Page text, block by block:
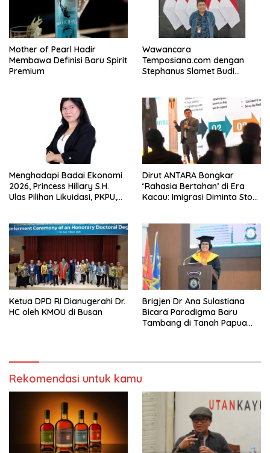
Mother of Pearl Hadir
Membawa Definisi Baru Spirit
Premium
Wawancara
Temposiana.com dengan
Stephanus Slamet Budi
Menghadapi Badai Ekonomi
2026, Princess Hillary S.H.
Ulas Pilihan Likuidasi, PKPU,
Dirut ANTARA Bongkar
‘Rahasia Bertahan’ di Era
Kacau: Imigrasi Diminta Stop
Ketua DPD RI Dianugerahi Dr.
HC oleh KMOU di Busan
Brigjen Dr Ana Sulastiana
Bicara Paradigma Baru
Tambang di Tanah Papua
Rekomendasi untuk kamu